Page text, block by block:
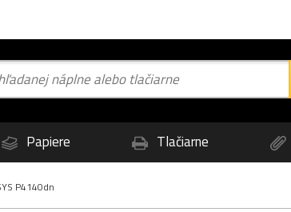
Papiere Tlačiarne
P4140dn